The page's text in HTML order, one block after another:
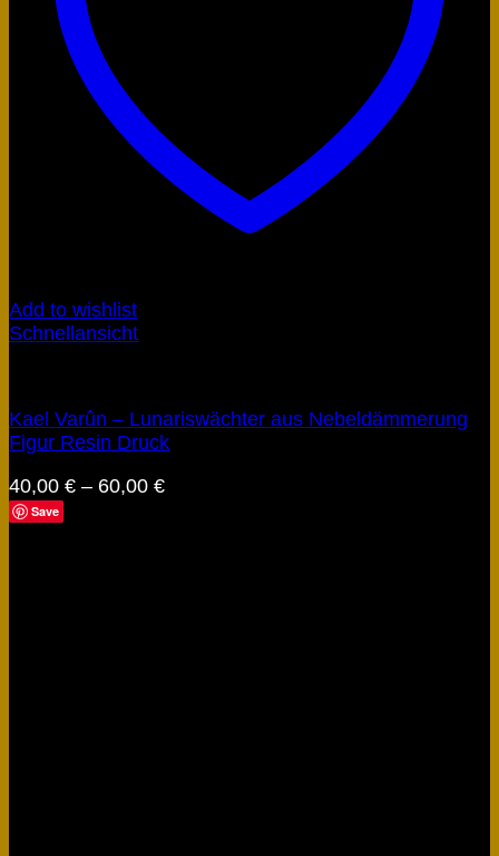
Add to wishlist
Schnellansicht
Kael Varûn – Lunariswächter aus Nebeldämmerung
Figur Resin Druck
40,00 € – 60,00 €
Save